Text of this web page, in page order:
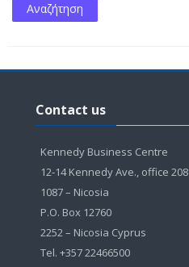
Contact us
Kennedy Business Centre
12-14 Kennedy Ave., office 208
1087 – Nicosia
P.O. Box 12760
2252 – Nicosia Cyprus
Tel. +357 22466500